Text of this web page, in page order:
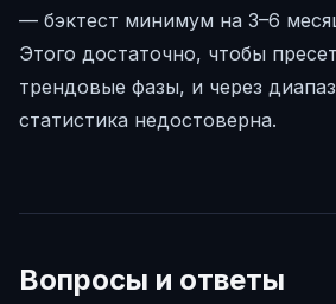
— бэктест минимум на 3–6
Этого достаточно, чтобы
трендовые фазы, и через
статистика недостоверна.
Вопросы и ответы